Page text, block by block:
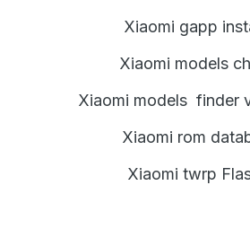
Xiaomi gapp
Xiaomi models
Xiaomi models finder
Xiaomi rom
Xiaomi twrp